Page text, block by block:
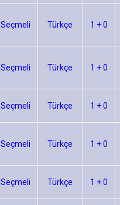
Seçmeli Türkçe 1 + 0
Seçmeli Türkçe 1 + 0
Seçmeli Türkçe 1 + 0
Seçmeli Türkçe 1 + 0
Seçmeli Türkçe 1 + 0